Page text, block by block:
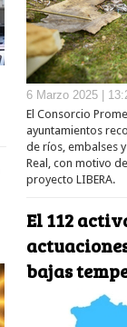
6 Marzo 2025 |
El Consorcio
ayuntamientos
de ríos, embalses
Real, con motivo
proyecto LIBERA.
El 112
bajas